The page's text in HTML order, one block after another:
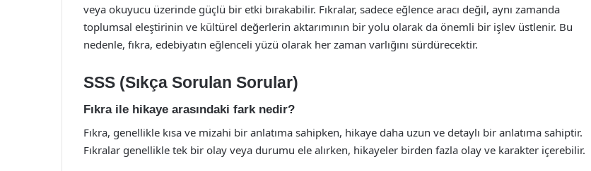
veya okuyucu üzerinde güçlü bir etki bırakabilir. Fıkralar, sadece eğlence aracı değil, aynı zamanda
toplumsal eleştirinin ve kültürel değerlerin aktarımının bir yolu olarak da önemli bir işlev üstlenir. Bu
nedenle, fıkra, edebiyatın eğlenceli yüzü olarak her zaman varlığını sürdürecektir.
SSS (Sıkça Sorulan Sorular)
Fıkra ile hikaye arasındaki fark nedir?
Fıkra, genellikle kısa ve mizahi bir anlatıma sahipken, hikaye daha uzun ve detaylı bir anlatıma sahiptir.
Fıkralar genellikle tek bir olay veya durumu ele alırken, hikayeler birden fazla olay ve karakter içerebilir.